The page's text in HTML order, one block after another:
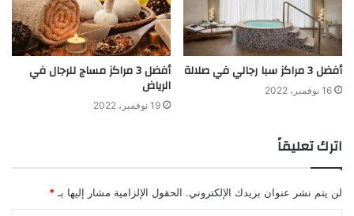
أفضل 3 مراكز سبا رجالي في صلالة
16 نوفمبر، 2022
أفضل 3 مراكز مساج للرجال في
الرياض
19 نوفمبر، 2022
اترك تعليقاً
لن يتم نشر عنوان بريدك الإلكتروني. الحقول الإلزامية مشار إليها بـ *